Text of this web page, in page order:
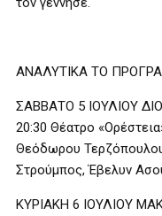
ΑΝΑΛΥΤΙΚΑ ΤΟ
ΣΑΒΒΑΤΟ 5 ΙΟΥΛΙΟΥ
20:30 Θέατρο
Θεόδωρου
Στρούμπος, Έβελυν
ΚΥΡΙΑΚΗ 6 ΙΟΥΛΙΟΥ